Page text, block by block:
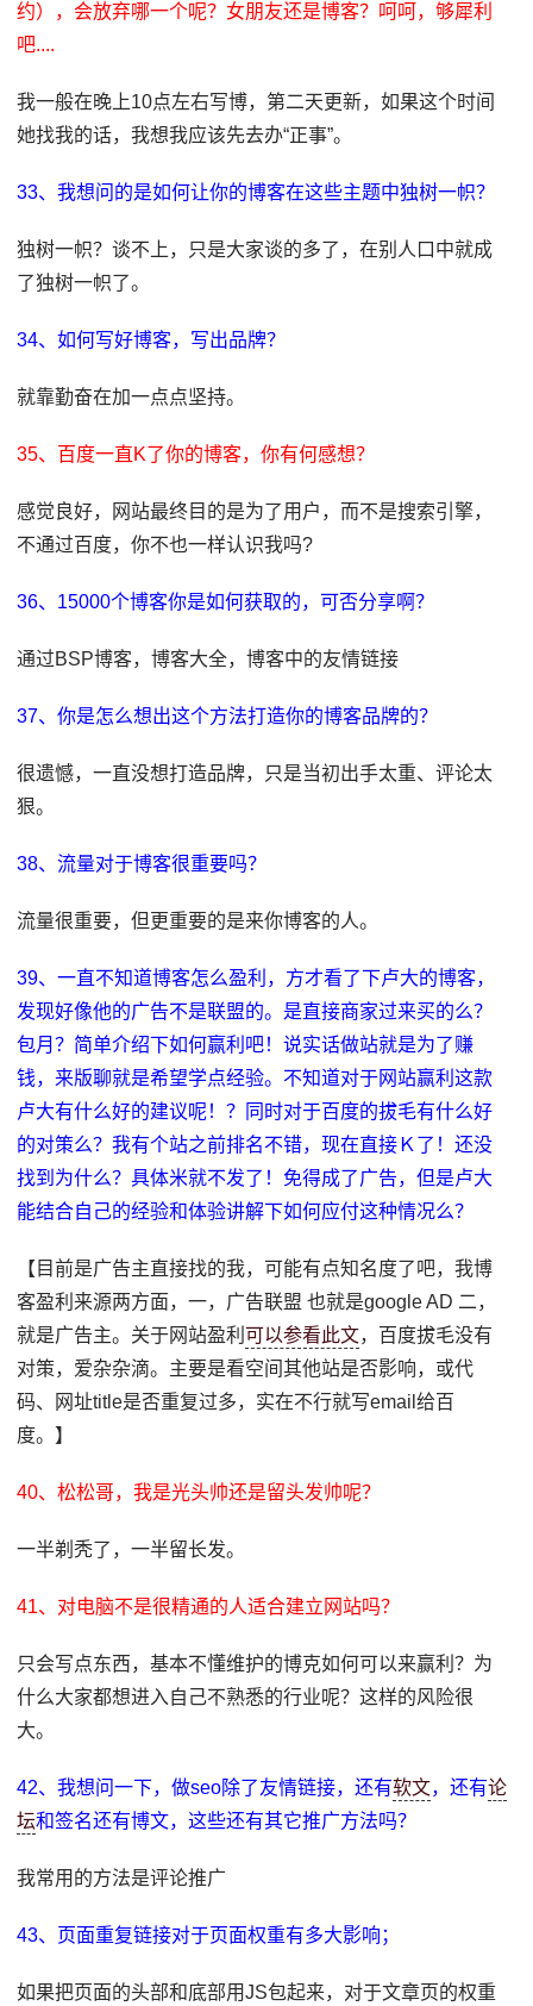
约），会放弃哪一个呢？女朋友还是博客？呵呵，够犀利
吧....
我一般在晚上10点左右写博，第二天更新，如果这个时间
她找我的话，我想我应该先去办“正事”。
33、我想问的是如何让你的博客在这些主题中独树一帜？
独树一帜？谈不上，只是大家谈的多了，在别人口中就成
了独树一帜了。
34、如何写好博客，写出品牌？
就靠勤奋在加一点点坚持。
35、百度一直K了你的博客，你有何感想？
感觉良好，网站最终目的是为了用户，而不是搜索引擎，
不通过百度，你不也一样认识我吗?
36、15000个博客你是如何获取的，可否分享啊？
通过BSP博客，博客大全，博客中的友情链接
37、你是怎么想出这个方法打造你的博客品牌的？
很遗憾，一直没想打造品牌，只是当初出手太重、评论太
狠。
38、流量对于博客很重要吗？
流量很重要，但更重要的是来你博客的人。
39、一直不知道博客怎么盈利，方才看了下卢大的博客，
发现好像他的广告不是联盟的。是直接商家过来买的么？
包月？简单介绍下如何赢利吧！说实话做站就是为了赚
钱，来版聊就是希望学点经验。不知道对于网站赢利这款
卢大有什么好的建议呢！？同时对于百度的拔毛有什么好
的对策么？我有个站之前排名不错，现在直接Ｋ了！还没
找到为什么？具体米就不发了！免得成了广告，但是卢大
能结合自己的经验和体验讲解下如何应付这种情况么？
【目前是广告主直接找的我，可能有点知名度了吧，我博
客盈利来源两方面，一，广告联盟 也就是google AD 二，
就是广告主。关于网站盈利可以参看此文，百度拔毛没有
对策，爱杂杂滴。主要是看空间其他站是否影响，或代
码、网址title是否重复过多，实在不行就写email给百
度。】
40、松松哥，我是光头帅还是留头发帅呢？
一半剃秃了，一半留长发。
41、对电脑不是很精通的人适合建立网站吗？
只会写点东西，基本不懂维护的博克如何可以来赢利？为
什么大家都想进入自己不熟悉的行业呢？这样的风险很
大。
42、我想问一下，做seo除了友情链接，还有软文，还有论
坛和签名还有博文，这些还有其它推广方法吗？
我常用的方法是评论推广
43、页面重复链接对于页面权重有多大影响；
如果把页面的头部和底部用JS包起来，对于文章页的权重